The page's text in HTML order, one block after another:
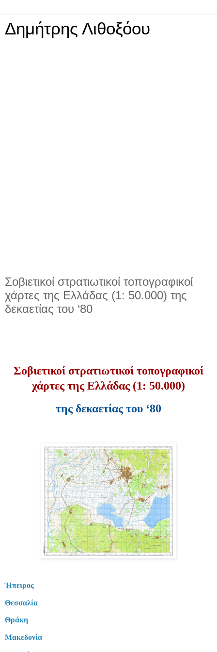
Δημήτρης Λιθοξόου
Σοβιετικοί στρατιωτικοί τοπογραφικοί
χάρτες της Ελλάδας (1: 50.000) της
δεκαετίας του ‘80
Σοβιετικοί στρατιωτικοί τοπογραφικοί
χάρτες της Ελλάδας (1: 50.000)
της δεκαετίας του ‘80
Ήπειρος
Θεσσαλία
Θράκη
Μακεδονία